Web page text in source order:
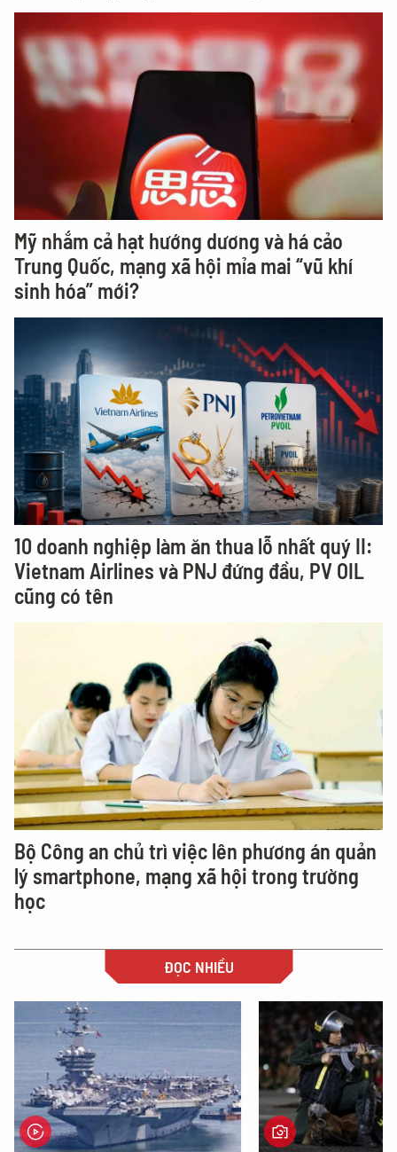
Mỹ nhắm cả hạt hướng dương và há cảo
Trung Quốc, mạng xã hội mỉa mai “vũ khí
sinh hóa” mới?
10 doanh nghiệp làm ăn thua lỗ nhất quý II:
Vietnam Airlines và PNJ đứng đầu, PV OIL
cũng có tên
Bộ Công an chủ trì việc lên phương án quản
lý smartphone, mạng xã hội trong trường
học
ĐỌC NHIỀU